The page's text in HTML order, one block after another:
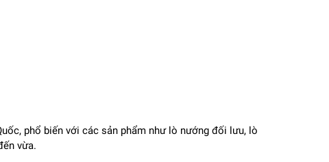
phổ biến với các sản phẩm như lò nướng đối lưu, lò
vừa.